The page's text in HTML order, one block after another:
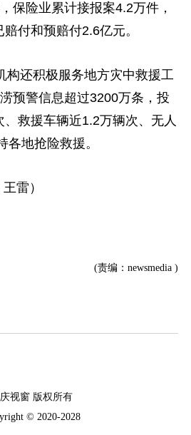
保险业累计接报案4.2万件，
付和预赔付2.6亿元。
还积极服务地方灾中救援工
预警信息超过3200万条，投
救援车辆近1.2万辆次、无人
各地抢险救援。
雷）
(责编：newsmedia )
视窗 版权所有
© 2020-2028